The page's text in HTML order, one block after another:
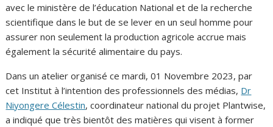
avec le ministère de l’éducation National et de la recherche
scientifique dans le but de se lever en un seul homme pour
assurer non seulement la production agricole accrue mais
également la sécurité alimentaire du pays.
Dans un atelier organisé ce mardi, 01 Novembre 2023, par
cet Institut à l’intention des professionnels des médias, Dr
Niyongere Célestin, coordinateur national du projet Plantwise,
a indiqué que très bientôt des matières qui visent à former